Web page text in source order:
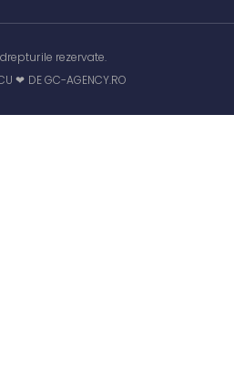
rezervate.
❤ DE GC-AGENCY.RO